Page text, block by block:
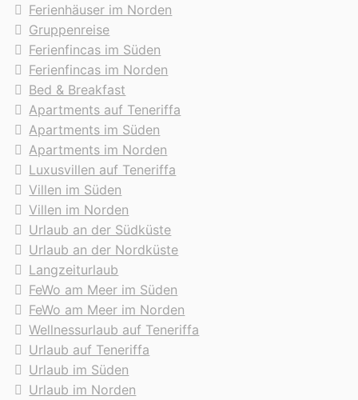
Ferienhäuser im Norden
Gruppenreise
Ferienfincas im Süden
Ferienfincas im Norden
Bed & Breakfast
Apartments auf Teneriffa
Apartments im Süden
Apartments im Norden
Luxusvillen auf Teneriffa
Villen im Süden
Villen im Norden
Urlaub an der Südküste
Urlaub an der Nordküste
Langzeiturlaub
FeWo am Meer im Süden
FeWo am Meer im Norden
Wellnessurlaub auf Teneriffa
Urlaub auf Teneriffa
Urlaub im Süden
Urlaub im Norden